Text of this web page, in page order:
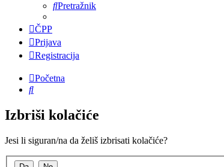
Pretražnik
ČPP
Prijava
Registracija
Početna
Pretražnik
Izbriši kolačiće
Jesi li siguran/na da želiš izbrisati kolačiće?